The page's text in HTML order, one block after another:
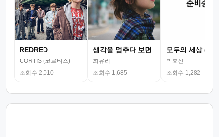
REDRED
CORTIS (코르티스)
조회수 2,010
생각을 멈추다 보면
최유리
조회수 1,685
모두의 세상 (뮤
박효신
조회수 1,282